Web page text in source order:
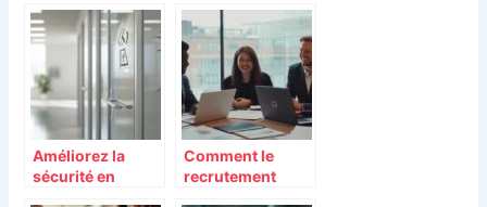
entreprise et
garantir la
sécurité des
employés
commerçants
indépendants :
du projet à
l’ouverture
Améliorez la
sécurité en
Comment le
recrutement